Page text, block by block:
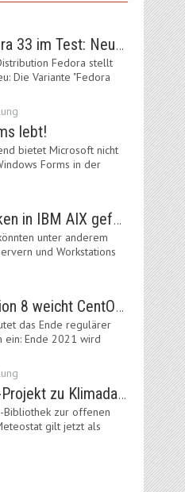
heise+ | Fedora 33 im Test: Neue Vorgaben mit Btrfs, Systemd-Resolved und zRAM
Fedora stellt
Die Variante "Fedora
lebt!
bietet Microsoft nicht
Forms in der
Kritische Lücken in IBM AIX gefährden Server
unter anderem
und Workstations
CentOS: Version 8 weicht CentOS Stream
das Ende regulärer
ein: Ende 2021 wird
Open-Source-Projekt zu Klimadaten: Meteostat Python Library 1.0 erschienen
Bibliothek zur offenen
gilt jetzt als